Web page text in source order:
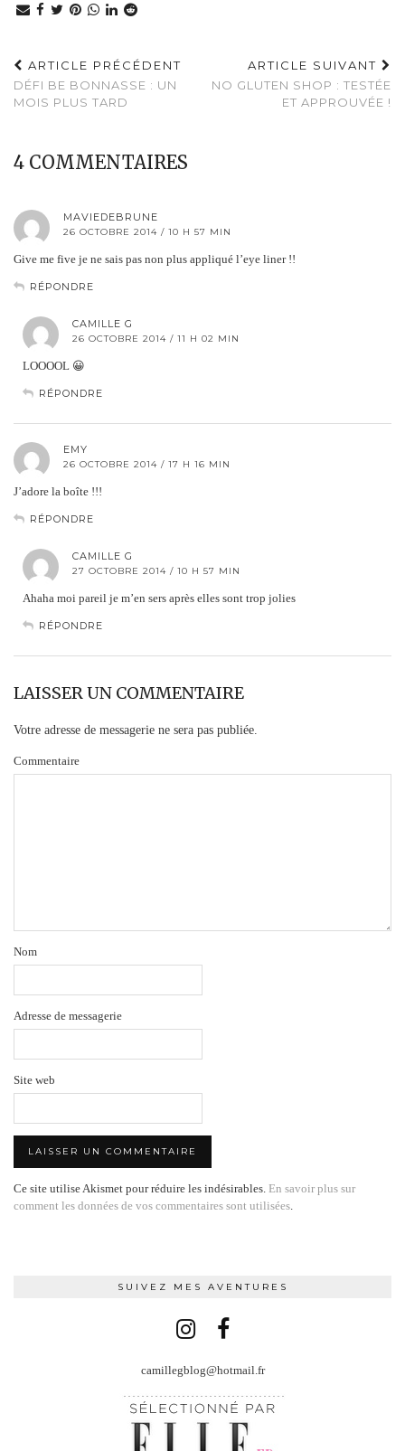
ARTICLE PRÉCÉDENT
DÉFI BE BONNASSE : UN
MOIS PLUS TARD
ARTICLE SUIVANT
NO GLUTEN SHOP : TESTÉE
ET APPROUVÉE !
4 COMMENTAIRES
MAVIEDEBRUNE
26 OCTOBRE 2014 / 10 H 57 MIN
Give me five je ne sais pas non plus appliqué l’eye liner !!
RÉPONDRE
CAMILLE G
26 OCTOBRE 2014 / 11 H 02 MIN
LOOOOL 😀
RÉPONDRE
EMY
26 OCTOBRE 2014 / 17 H 16 MIN
J’adore la boîte !!!
RÉPONDRE
CAMILLE G
27 OCTOBRE 2014 / 10 H 57 MIN
Ahaha moi pareil je m’en sers après elles sont trop jolies
RÉPONDRE
LAISSER UN COMMENTAIRE
Votre adresse de messagerie ne sera pas publiée.
Commentaire
Nom
Adresse de messagerie
Site web
Ce site utilise Akismet pour réduire les indésirables. En savoir plus sur
comment les données de vos commentaires sont utilisées.
SUIVEZ MES AVENTURES
camillegblog@hotmail.fr